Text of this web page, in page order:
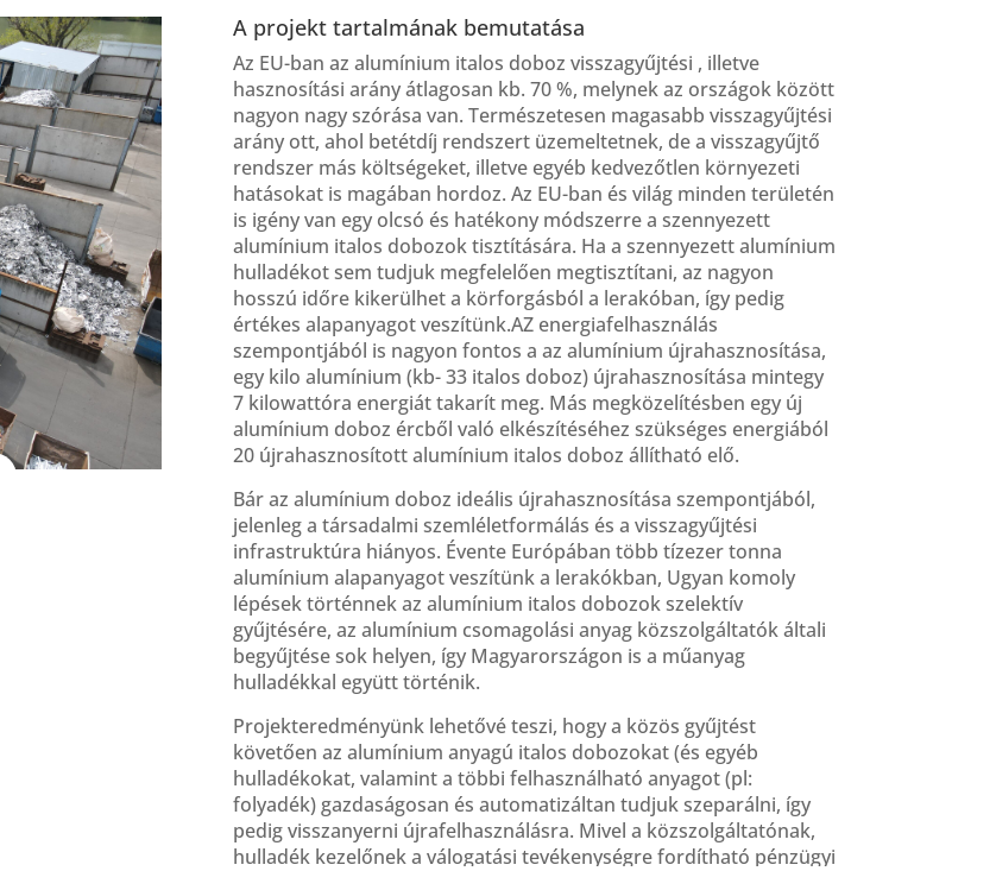
A projekt tartalmának bemutatása
Az EU-ban az alumínium italos doboz visszagyűjtési , illetve
hasznosítási arány átlagosan kb. 70 %, melynek az országok között
nagyon nagy szórása van. Természetesen magasabb visszagyűjtési
arány ott, ahol betétdíj rendszert üzemeltetnek, de a visszagyűjtő
rendszer más költségeket, illetve egyéb kedvezőtlen környezeti
hatásokat is magában hordoz. Az EU-ban és világ minden területén
is igény van egy olcsó és hatékony módszerre a szennyezett
alumínium italos dobozok tisztítására. Ha a szennyezett alumínium
hulladékot sem tudjuk megfelelően megtisztítani, az nagyon
hosszú időre kikerülhet a körforgásból a lerakóban, így pedig
értékes alapanyagot veszítünk.AZ energiafelhasználás
szempontjából is nagyon fontos a az alumínium újrahasznosítása,
egy kilo alumínium (kb- 33 italos doboz) újrahasznosítása mintegy
7 kilowattóra energiát takarít meg. Más megközelítésben egy új
alumínium doboz ércből való elkészítéséhez szükséges energiából
20újrahasznosított alumínium italos doboz állítható elő.
Bár az alumínium doboz ideális újrahasznosítása szempontjából,
jelenleg a társadalmi szemléletformálás és a visszagyűjtési
infrastruktúra hiányos. Évente Európában több tízezer tonna
alumínium alapanyagot veszítünk a lerakókban, Ugyan komoly
lépések történnek az alumínium italos dobozok szelektív
gyűjtésére, az alumínium csomagolási anyag közszolgáltatók általi
begyűjtése sok helyen, így Magyarországon is a műanyag
hulladékkal együtt történik.
Projekteredményünk lehetővé teszi, hogy a közös gyűjtést
követően az alumínium anyagú italos dobozokat (és egyéb
hulladékokat, valamint a többi felhasználható anyagot (pl:
folyadék) gazdaságosan és automatizáltan tudjuk szeparálni, így
pedig visszanyerni újrafelhasználásra. Mivel a közszolgáltatónak,
hulladék kezelőnek a válogatási tevékenységre fordítható pénzügyi